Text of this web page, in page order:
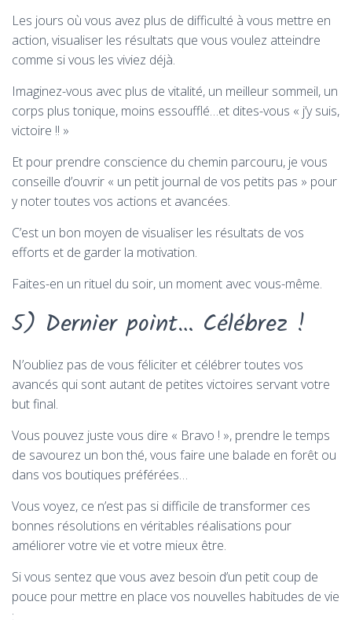
Les jours où vous avez plus de difficulté à vous mettre en
action, visualiser les résultats que vous voulez atteindre
comme si vous les viviez déjà.
Imaginez-vous avec plus de vitalité, un meilleur sommeil, un
corps plus tonique, moins essoufflé…et dites-vous « j’y suis,
victoire !! »
Et pour prendre conscience du chemin parcouru, je vous
conseille d’ouvrir « un petit journal de vos petits pas » pour
y noter toutes vos actions et avancées.
C’est un bon moyen de visualiser les résultats de vos
efforts et de garder la motivation.
Faites-en un rituel du soir, un moment avec vous-même.
5) Dernier point… Célébrez !
N’oubliez pas de vous féliciter et célébrer toutes vos
avancés qui sont autant de petites victoires servant votre
but final.
Vous pouvez juste vous dire « Bravo ! », prendre le temps
de savourez un bon thé, vous faire une balade en forêt ou
dans vos boutiques préférées…
Vous voyez, ce n’est pas si difficile de transformer ces
bonnes résolutions en véritables réalisations pour
améliorer votre vie et votre mieux être.
Si vous sentez que vous avez besoin d’un petit coup de
pouce pour mettre en place vos nouvelles habitudes de vie
: